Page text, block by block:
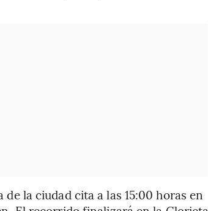
la ciudad cita a las 15:00 horas en